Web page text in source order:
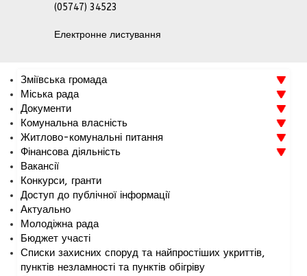
(05747) 34523
Електронне листування
Зміївська громада
Міська рада
Документи
Комунальна власність
Житлово-комунальні питання
Фінансова діяльність
Вакансії
Конкурси, гранти
Доступ до публічної інформації
Актуально
Молодіжна рада
Бюджет участі
Списки захисних споруд та найпростіших укриттів,
пунктів незламності та пунктів обігріву